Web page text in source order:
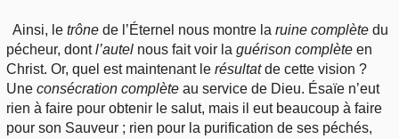
Ainsi, letrône de l’Éternel nous montre laruine complète du
pécheur, dontl’autel nous fait voir la guérison complète en
Christ. Or, quel est maintenant le résultatde cette vision ?
Une consécration complète au service de Dieu. Ésaïe n’eut
rien à faire pour obtenir le salut, mais il eut beaucoup à faire
pour son Sauveur ; rien pour la purification de ses péchés,